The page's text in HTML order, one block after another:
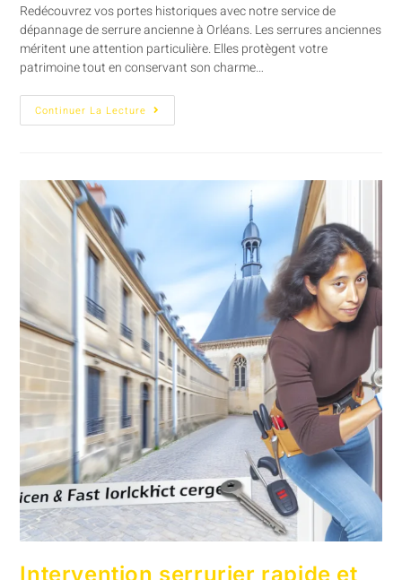
Redécouvrez vos portes historiques avec notre service de
dépannage de serrure ancienne à Orléans. Les serrures anciennes
méritent une attention particulière. Elles protègent votre
patrimoine tout en conservant son charme…
Continuer La Lecture
Intervention serrurier rapide et